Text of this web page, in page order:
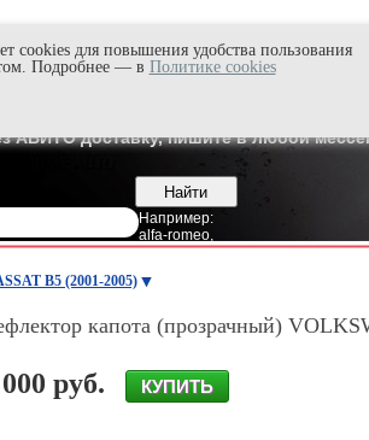
АВИТО доставку, пишите в любой
Например:
alfa-romeo,
B5 (2001-2005)
капота (прозрачный)
руб.
cookies для повышения удобства пользования
Подробнее — в Политике cookies